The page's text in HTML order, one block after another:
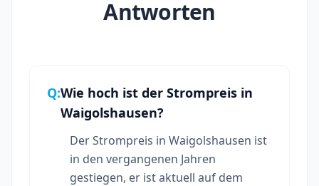
Antworten
Q:Wie hoch ist der Strompreis in
Waigolshausen?
Der Strompreis in Waigolshausen ist
in den vergangenen Jahren
gestiegen, er ist aktuell auf dem